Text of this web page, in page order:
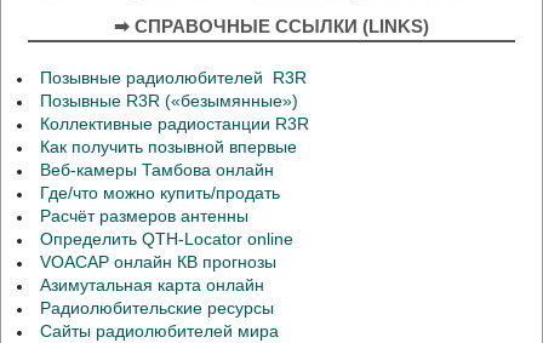
➡ СПРАВОЧНЫЕ ССЫЛКИ (LINKS)
Позывные радиолюбителей R3R
Позывные R3R («безымянные»)
Коллективные радиостанции R3R
Как получить позывной впервые
Веб-камеры Тамбова онлайн
Где/что можно купить/продать
Расчёт размеров антенны
Определить QTH-Locator online
VOACAP онлайн КВ прогнозы
Азимутальная карта онлайн
Радиолюбительские ресурсы
Сайты радиолюбителей мира